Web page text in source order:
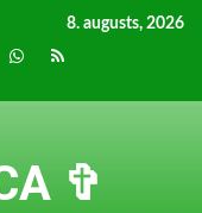
8. augusts, 2026
whatsapp
RSS
✞